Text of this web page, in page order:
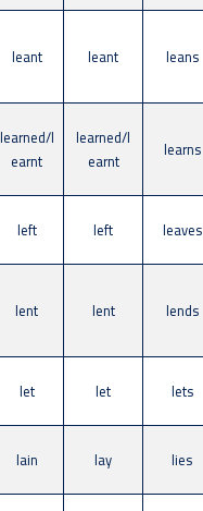
leans
leant
leant
learns
learned/l
earnt
learned/l
earnt
leaves
left
left
lends
lent
lent
lets
let
let
lies
lay
lain